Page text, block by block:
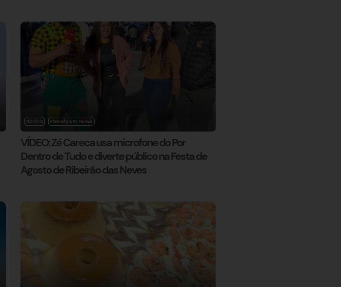
NOTÍCIA RIBEIRÃO DAS NEVES
VÍDEO: Zé Careca usa microfone do Por
Dentro de Tudo e diverte público na Festa de
Agosto de Ribeirão das Neves